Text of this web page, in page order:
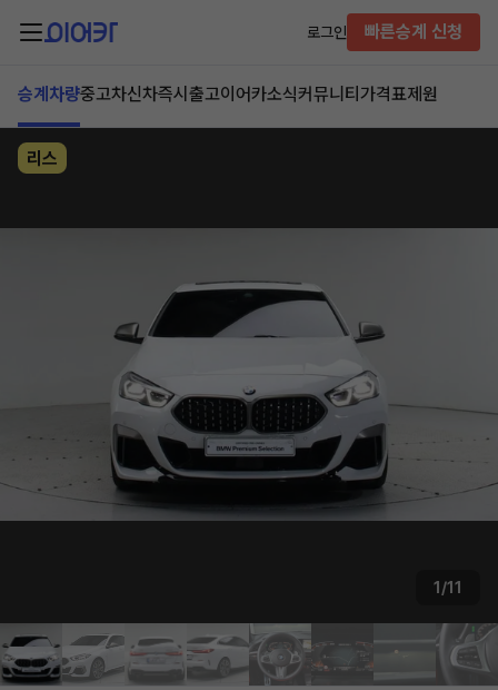
로그인 빠른승계 신청
승계차량중고차신차즉시출고이어카소식커뮤니티 가격표제원
리스
1/11